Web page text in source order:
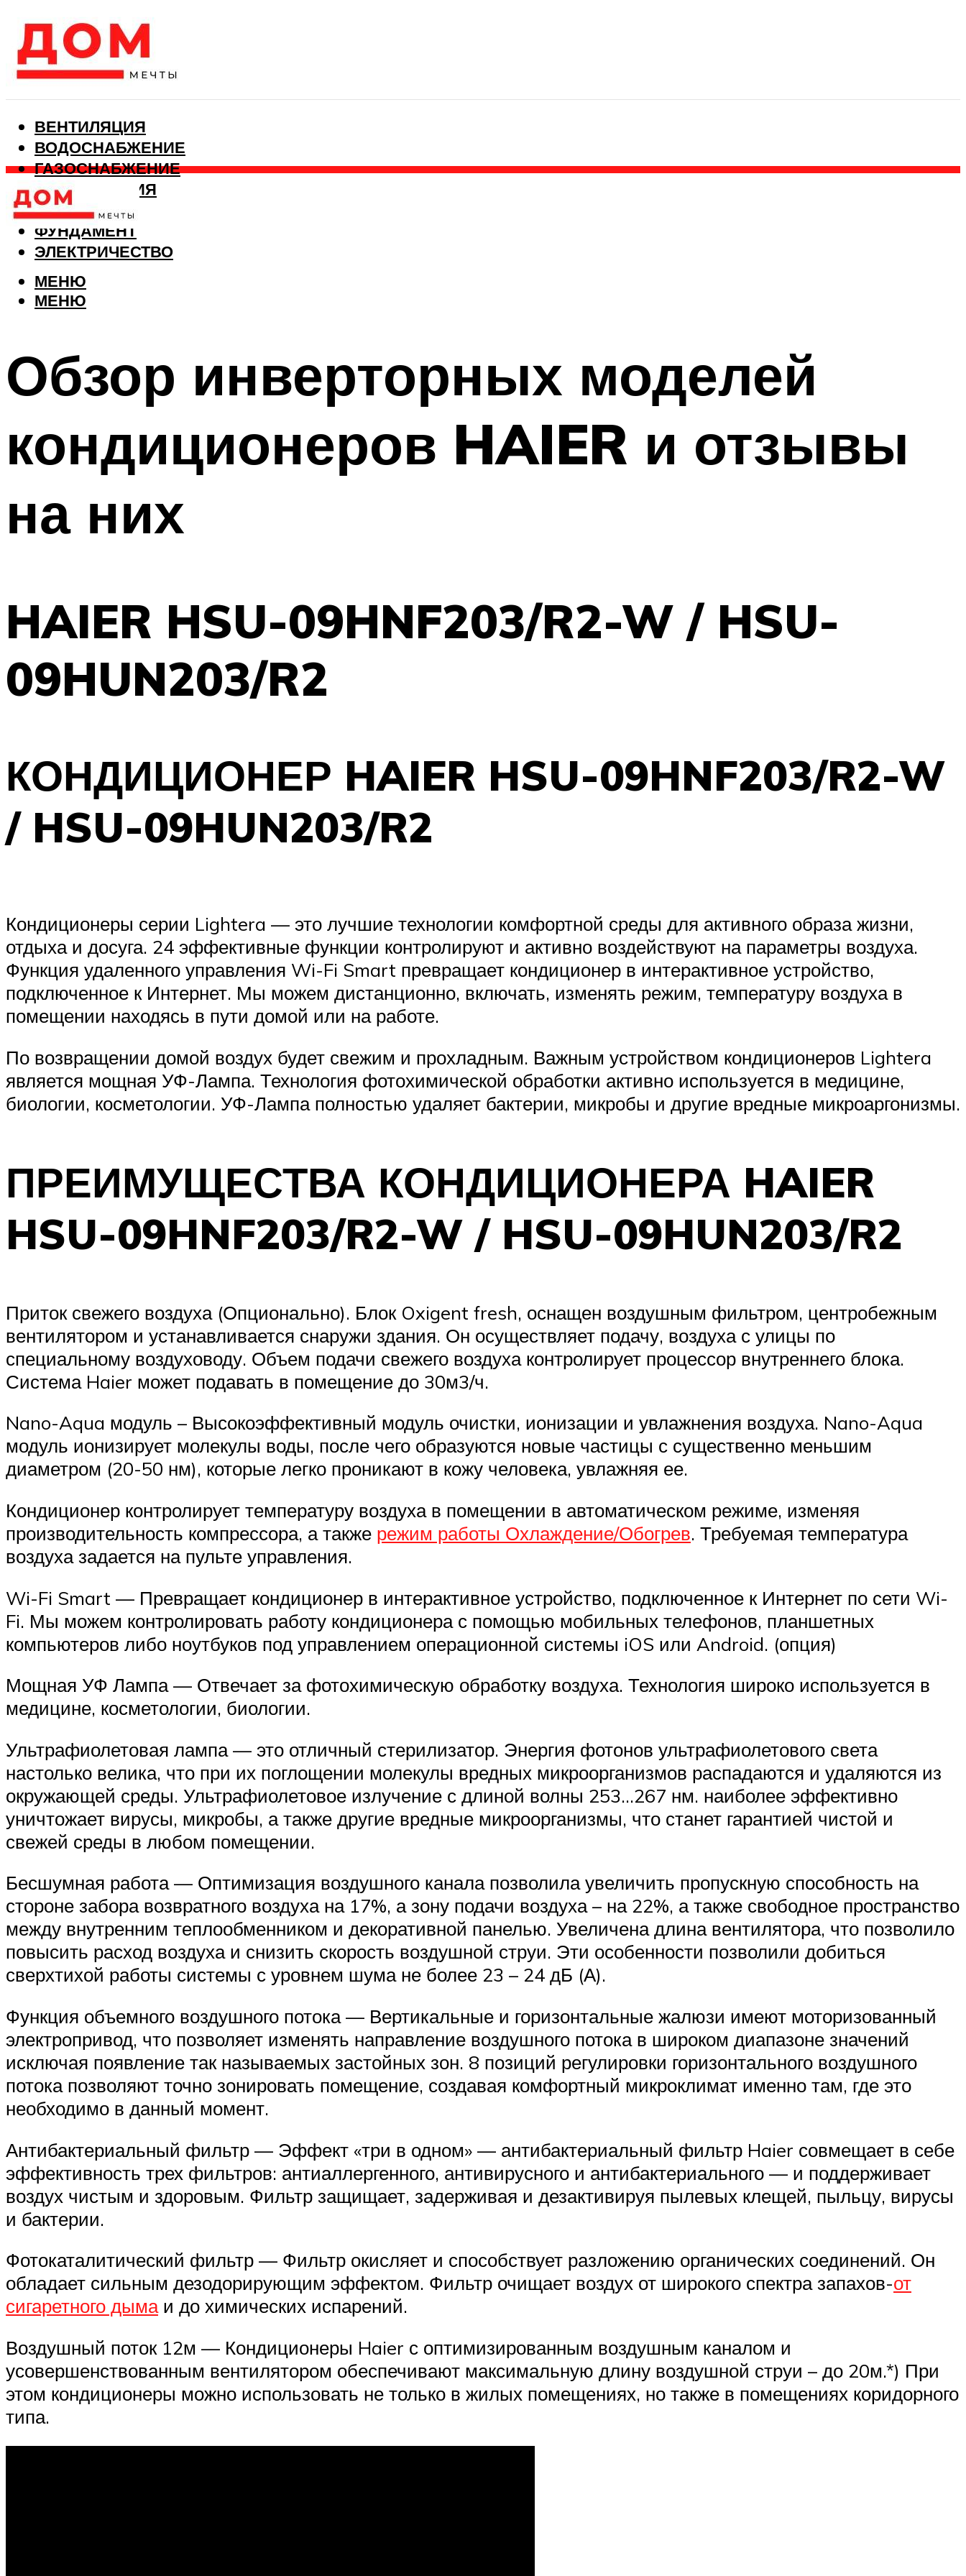
ВЕНТИЛЯЦИЯ
ВОДОСНАБЖЕНИЕ
ГАЗОСНАБЖЕНИЕ
КАНАЛИЗАЦИЯ
ОТОПЛЕНИЕ
ФУНДАМЕНТ
ЭЛЕКТРИЧЕСТВО
МЕНЮ
МЕНЮ
Обзор инверторных моделей
кондиционеров HAIER и отзывы
на них
HAIER HSU-09HNF203/R2-W / HSU-
09HUN203/R2
КОНДИЦИОНЕР HAIER HSU-09HNF203/R2-W
/ HSU-09HUN203/R2
Кондиционеры серии Lightera — это лучшие технологии комфортной среды для активного образа жизни,
отдыха и досуга. 24 эффективные функции контролируют и активно воздействуют на параметры воздуха.
Функция удаленного управления Wi-Fi Smart превращает кондиционер в интерактивное устройство,
подключенное к Интернет. Мы можем дистанционно, включать, изменять режим, температуру воздуха в
помещении находясь в пути домой или на работе.
По возвращении домой воздух будет свежим и прохладным. Важным устройством кондиционеров Lightera
является мощная УФ-Лампа. Технология фотохимической обработки активно используется в медицине,
биологии, косметологии. УФ-Лампа полностью удаляет бактерии, микробы и другие вредные микроаргонизмы.
ПРЕИМУЩЕСТВА КОНДИЦИОНЕРА HAIER
HSU-09HNF203/R2-W / HSU-09HUN203/R2
Приток свежего воздуха (Опционально). Блок Oxigent fresh, оснащен воздушным фильтром, центробежным
вентилятором и устанавливается снаружи здания. Он осуществляет подачу, воздуха с улицы по
специальному воздуховоду. Объем подачи свежего воздуха контролирует процессор внутреннего блока.
Система Haier может подавать в помещение до 30м3/ч.
Nano-Aqua модуль – Высокоэффективный модуль очистки, ионизации и увлажнения воздуха. Nano-Aqua
модуль ионизирует молекулы воды, после чего образуются новые частицы с существенно меньшим
диаметром (20-50 нм), которые легко проникают в кожу человека, увлажняя ее.
Кондиционер контролирует температуру воздуха в помещении в автоматическом режиме, изменяя
производительность компрессора, а также режим работы Охлаждение/Обогрев. Требуемая температура
воздуха задается на пульте управления.
Wi-Fi Smart — Превращает кондиционер в интерактивное устройство, подключенное к Интернет по сети Wi-
Fi. Мы можем контролировать работу кондиционера с помощью мобильных телефонов, планшетных
компьютеров либо ноутбуков под управлением операционной системы iOS или Android. (опция)
Мощная УФ Лампа — Отвечает за фотохимическую обработку воздуха. Технология широко используется в
медицине, косметологии, биологии.
Ультрафиолетовая лампа — это отличный стерилизатор. Энергия фотонов ультрафиолетового света
настолько велика, что при их поглощении молекулы вредных микроорганизмов распадаются и удаляются из
окружающей среды. Ультрафиолетовое излучение с длиной волны 253…267 нм. наиболее эффективно
уничтожает вирусы, микробы, а также другие вредные микроорганизмы, что станет гарантией чистой и
свежей среды в любом помещении.
Бесшумная работа — Оптимизация воздушного канала позволила увеличить пропускную способность на
стороне забора возвратного воздуха на 17%, а зону подачи воздуха – на 22%, а также свободное пространство
между внутренним теплообменником и декоративной панелью. Увеличена длина вентилятора, что позволило
повысить расход воздуха и снизить скорость воздушной струи. Эти особенности позволили добиться
сверхтихой работы системы с уровнем шума не более 23 – 24 дБ (А).
Функция объемного воздушного потока — Вертикальные и горизонтальные жалюзи имеют моторизованный
электропривод, что позволяет изменять направление воздушного потока в широком диапазоне значений
исключая появление так называемых застойных зон. 8 позиций регулировки горизонтального воздушного
потока позволяют точно зонировать помещение, создавая комфортный микроклимат именно там, где это
необходимо в данный момент.
Антибактериальный фильтр — Эффект «три в одном» — антибактериальный фильтр Haier совмещает в себе
эффективность трех фильтров: антиаллергенного, антивирусного и антибактериального — и поддерживает
воздух чистым и здоровым. Фильтр защищает, задерживая и дезактивируя пылевых клещей, пыльцу, вирусы
и бактерии.
Фотокаталитический фильтр — Фильтр окисляет и способствует разложению органических соединений. Он
обладает сильным дезодорирующим эффектом. Фильтр очищает воздух от широкого спектра запахов-от
сигаретного дымаи до химических испарений.
Воздушный поток 12м — Кондиционеры Haier с оптимизированным воздушным каналом и
усовершенствованным вентилятором обеспечивают максимальную длину воздушной струи – до 20м.*) При
этом кондиционеры можно использовать не только в жилых помещениях, но также в помещениях коридорного
типа.